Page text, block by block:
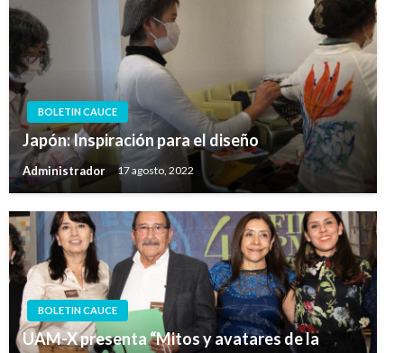
BOLETIN CAUCE
Japón: Inspiración para el diseño
Administrador 17 agosto, 2022
BOLETIN CAUCE
UAM-X presenta “Mitos y avatares de la